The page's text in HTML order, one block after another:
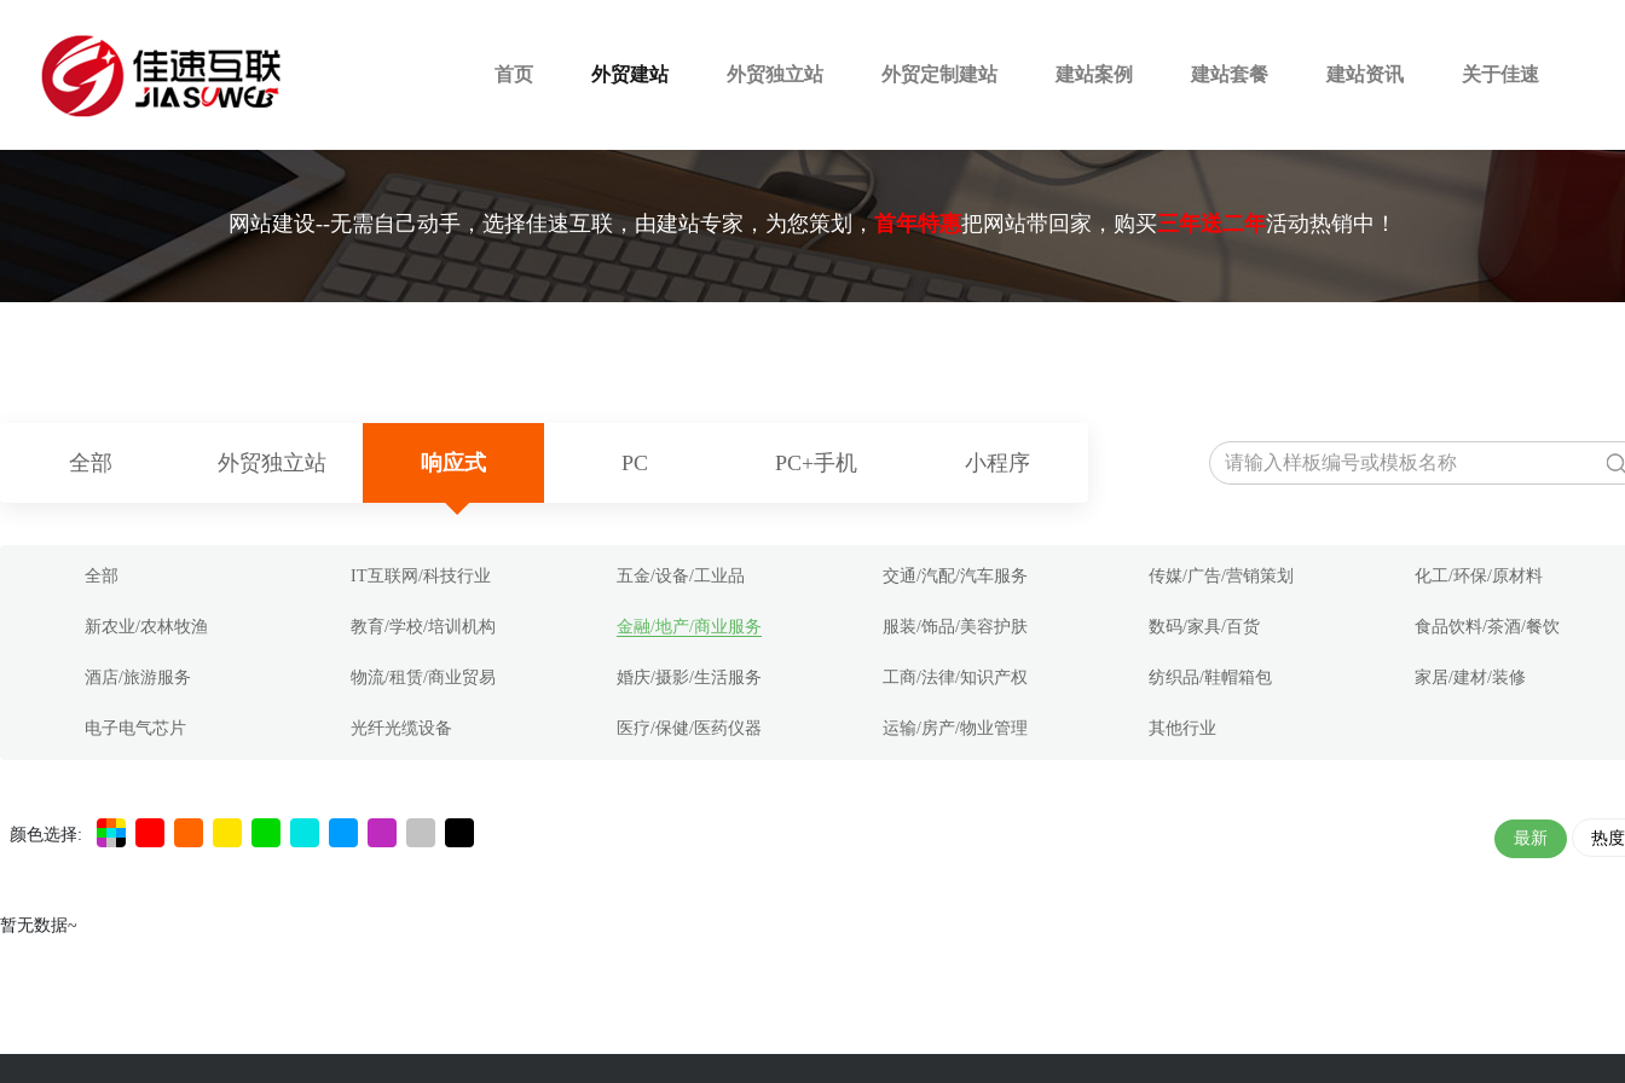
首页 外贸建站 外贸独立站 外贸定制建站 建站案例 建站套餐 建站资讯 关于佳速
网站建设--无需自己动手，选择佳速互联，由建站专家，为您策划，首年特惠把网站带回家，购买三年送二年活动热销中！
全部 外贸独立站 响应式 PC PC+手机 小程序
全部 IT互联网/科技行业 五金/设备/工业品 交通/汽配/汽车服务 传媒/广告/营销策划 化工/环保/原材料
新农业/农林牧渔 教育/学校/培训机构 金融/地产/商业服务 服装/饰品/美容护肤 数码/家具/百货 食品饮料/茶酒/餐饮
酒店/旅游服务 物流/租赁/商业贸易 婚庆/摄影/生活服务 工商/法律/知识产权 纺织品/鞋帽箱包 家居/建材/装修
电子电气芯片 光纤光缆设备 医疗/保健/医药仪器 运输/房产/物业管理 其他行业
颜色选择: 最新 热度
暂无数据~